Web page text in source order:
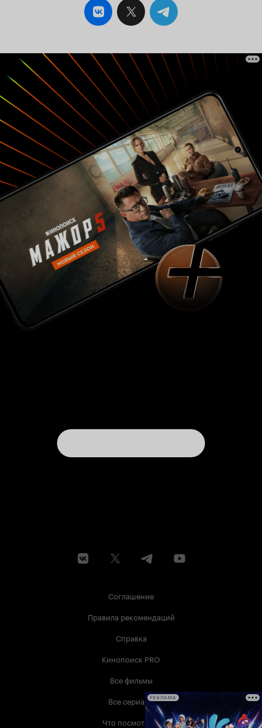
Соглашение
Правила рекомендаций
Справка
Кинопоиск PRO
Все фильмы
Все сериалы
Что посмотреть
РЕКЛАМА